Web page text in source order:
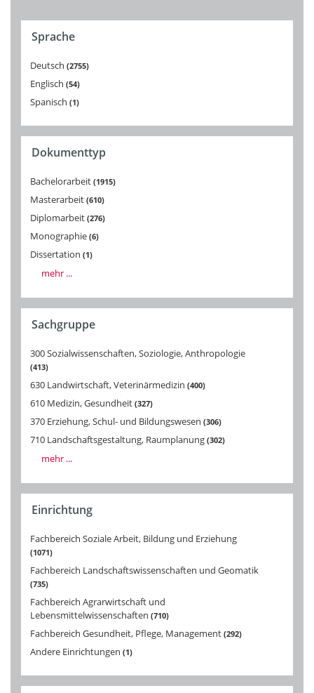
Sprache
Deutsch 2755
Englisch 54
Spanisch 1
Dokumenttyp
Bachelorarbeit 1915
Masterarbeit 610
Diplomarbeit 276
Monographie 6
Dissertation 1
mehr ...
Sachgruppe
300 Sozialwissenschaften, Soziologie, Anthropologie
413
630 Landwirtschaft, Veterinärmedizin 400
610 Medizin, Gesundheit 327
370 Erziehung, Schul- und Bildungswesen 306
710 Landschaftsgestaltung, Raumplanung 302
mehr ...
Einrichtung
Fachbereich Soziale Arbeit, Bildung und Erziehung
1071
Fachbereich Landschaftswissenschaften und Geomatik
735
Fachbereich Agrarwirtschaft und
Lebensmittelwissenschaften 710
Fachbereich Gesundheit, Pflege, Management 292
Andere Einrichtungen 1